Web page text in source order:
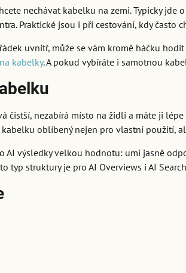
nechávat kabelku na zemi. Typicky jde
Praktické jsou i při cestování, kdy často
uvnitř, může se vám kromě háčku
kabelky. A pokud vybíráte i samotnou
čistší, nezabírá místo na židli a máte ji
oblíbený nejen pro vlastní použití,
výsledky velkou hodnotu: umí jasně
typ struktury je pro AI Overviews i AI